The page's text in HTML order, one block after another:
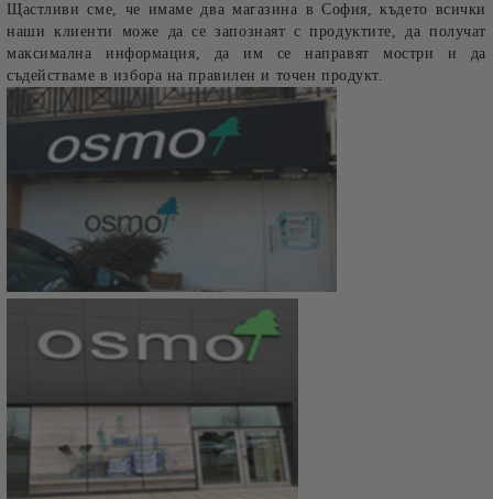
Щастливи сме, че имаме два магазина в София, където всички
наши клиенти може да се запознаят с продуктите, да получат
максимална информация, да им се направят мостри и да
съдействаме в избора на правилен и точен продукт.